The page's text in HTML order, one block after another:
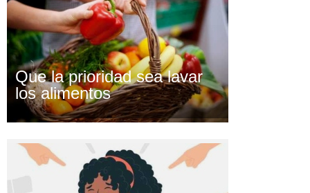
Que la prioridad sea lavar
los alimentos